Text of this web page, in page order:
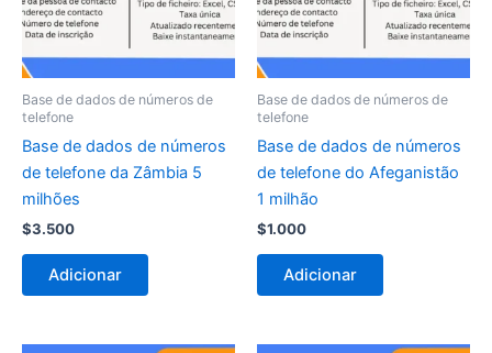
Base de dados de números de
telefone
Base de dados de números
de telefone da Zâmbia 5
milhões
$3.500
Adicionar
Base de dados de números de
telefone
Base de dados de números
de telefone do Afeganistão
1 milhão
$1.000
Adicionar